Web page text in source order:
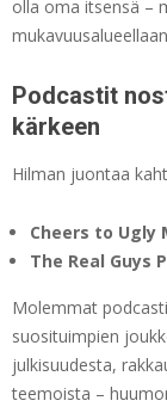
olla oma itsensä –
Podcastit
kärkeen
Hilman juontaa
Cheers to Ugly
The Real Guys
Molemmat
suosituimpien
julkisuudesta,
teemoista –